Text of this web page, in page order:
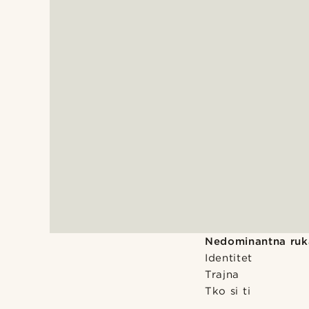
Nedominantna
Identitet
Trajna
Tko si ti